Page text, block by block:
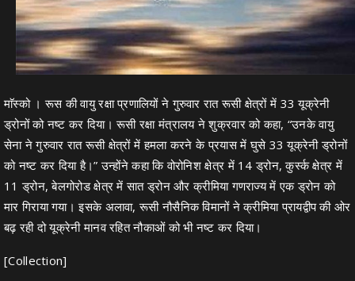
माॅस्को । रूस की वायु रक्षा प्रणालियों ने गुरुवार रात रूसी क्षेत्रों में 33 यूक्रेनी
ड्रोनों को नष्ट कर दिया। रूसी रक्षा मंत्रालय ने शुक्रवार को कहा, “उनके वायु
सेना ने गुरुवार रात रूसी क्षेत्रों में हमला करने के प्रयास में घुसे 33 यूक्रेनी ड्रोनों
को नष्ट कर दिया है।” उन्होंने कहा कि वोरोनिश क्षेत्र में 14 ड्रोन, कुर्स्क क्षेत्र में
11 ड्रोन, बेलगोरोड क्षेत्र में सात ड्रोन और क्रीमिया गणराज्य में एक ड्रोन को
मार गिराया गया। इसके अलावा, रूसी नौसैनिक विमानों ने क्रीमिया प्रायद्वीप की ओर
बढ़ रही दो यूक्रेनी मानव रहित नौकाओं को भी नष्ट कर दिया।
[Collection]